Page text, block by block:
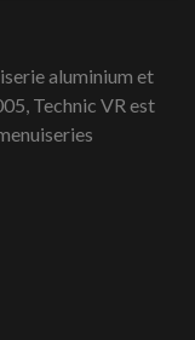
aluminium et
Technic VR est